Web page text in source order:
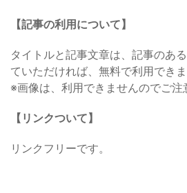
【記事の利用について】
タイトルと記事文章は、記事のあ
ていただければ、無料で利用できま
※画像は、利用できませんのでご注
【リンクついて】
リンクフリーです。